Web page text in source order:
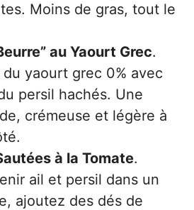
Moins de gras, tout le
au Yaourt Grec.
yaourt grec 0% avec
persil hachés. Une
crémeuse et légère à
à la Tomate.
ail et persil dans un
ajoutez des dés de